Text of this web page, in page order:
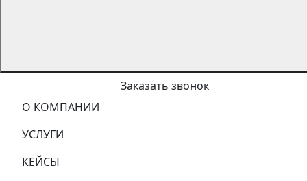
Заказать звонок
О КОМПАНИИ
УСЛУГИ
КЕЙСЫ